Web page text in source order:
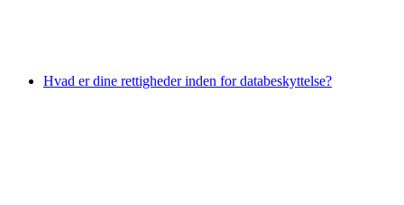
Hvad er dine rettigheder inden for databeskyttelse?